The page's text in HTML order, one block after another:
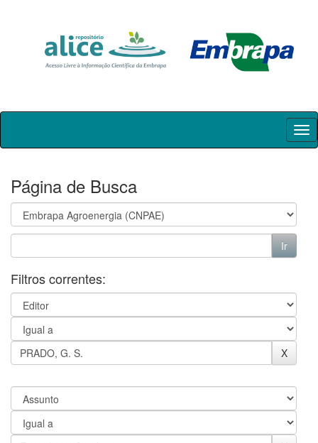
Skip
Página de Busca
Filtros correntes: